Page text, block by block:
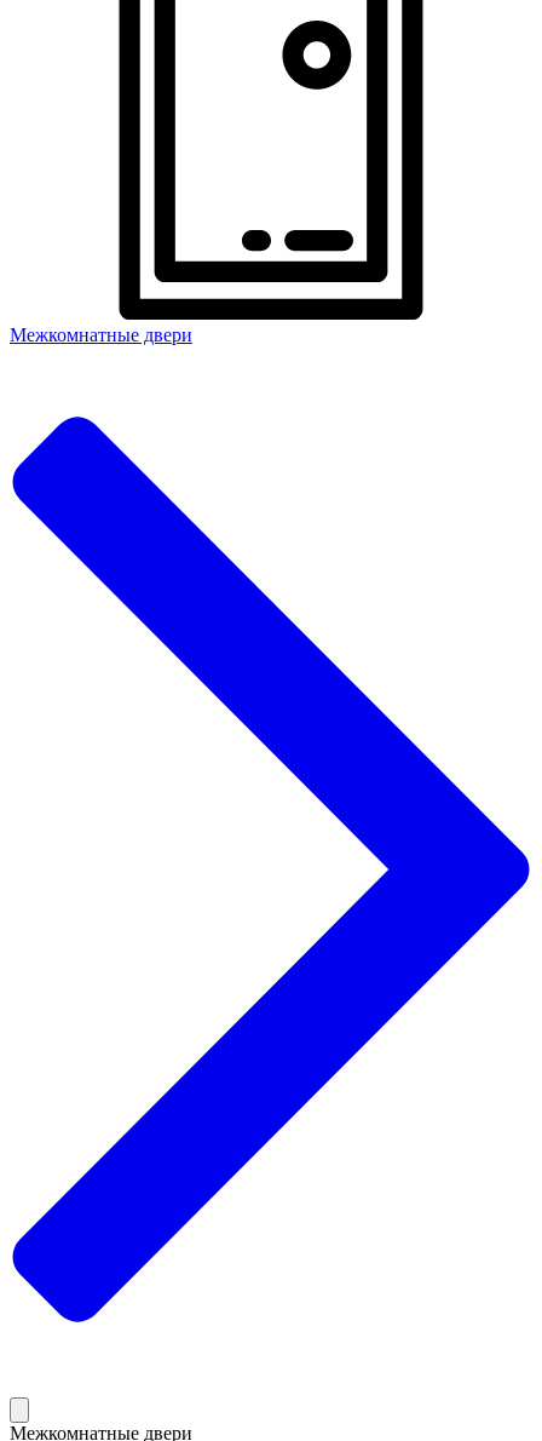
Межкомнатные двери
Межкомнатные двери